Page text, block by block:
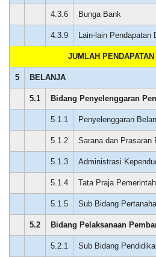
4.3.6 Bunga Bank
4.3.9 Lain-lain Pendapatan
JUMLAH PENDAPATAN
5 BELANJA
5.1 Bidang Penyelenggaran
5.1.1 Penyelenggaran
5.1.2 Sarana dan Prasaran
5.1.3 Administrasi
5.1.4 Tata Praja
5.1.5 Sub Bidang
5.2 Bidang Pelaksanaan
5.2.1 Sub Bidang
Puspa
21
Desember
06:26:38
Memuaskan
Semoga
cigelam
semakin
ngaronjat...
RP
7.000.000,00